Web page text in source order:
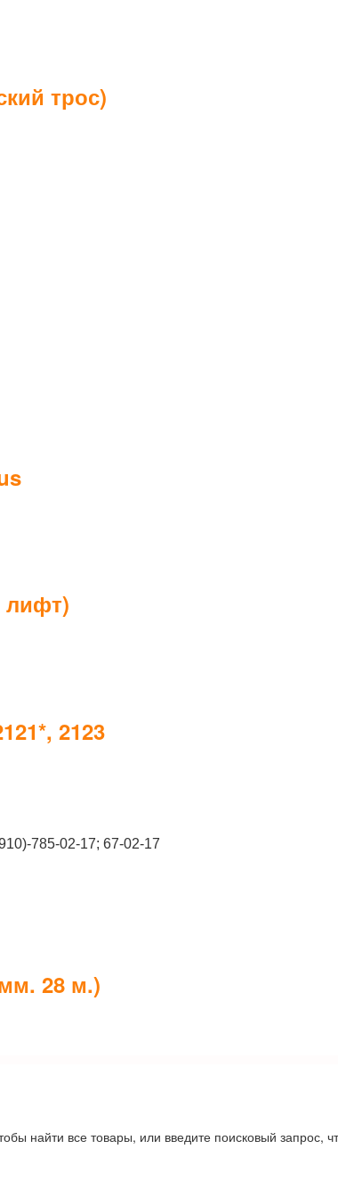
785-02-17; 67-02-17
трос)
лифт)
2123
28 м.)
найти все товары, или введите поисковый запрос,